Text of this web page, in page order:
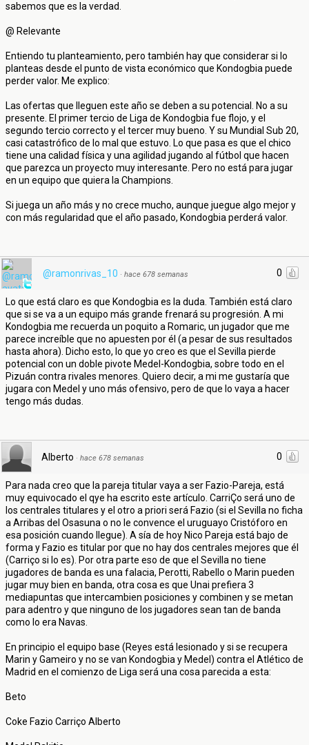
sabemos que es la verdad.
@ Relevante
Entiendo tu planteamiento, pero también hay que considerar si lo
planteas desde el punto de vista económico que Kondogbia puede
perder valor. Me explico:
Las ofertas que lleguen este año se deben a su potencial. No a su
presente. El primer tercio de Liga de Kondogbia fue flojo, y el
segundo tercio correcto y el tercer muy bueno. Y su Mundial Sub 20,
casi catastrófico de lo mal que estuvo. Lo que pasa es que el chico
tiene una calidad física y una agilidad jugando al fútbol que hacen
que parezca un proyecto muy interesante. Pero no está para jugar
en un equipo que quiera la Champions.
Si juega un año más y no crece mucho, aunque juegue algo mejor y
con más regularidad que el año pasado, Kondogbia perderá valor.
0
@ramonrivas_10 · hace 678 semanas
Lo que está claro es que Kondogbia es la duda. También está claro
que si se va a un equipo más grande frenará su progresión. A mi
Kondogbia me recuerda un poquito a Romaric, un jugador que me
parece increíble que no apuesten por él (a pesar de sus resultados
hasta ahora). Dicho esto, lo que yo creo es que el Sevilla pierde
potencial con un doble pivote Medel-Kondogbia, sobre todo en el
Pizuán contra rivales menores. Quiero decir, a mi me gustaría que
jugara con Medel y uno más ofensivo, pero de que lo vaya a hacer
tengo más dudas.
0
Alberto · hace 678 semanas
Para nada creo que la pareja titular vaya a ser Fazio-Pareja, está
muy equivocado el qye ha escrito este artículo. CarriÇo será uno de
los centrales titulares y el otro a priori será Fazio (si el Sevilla no ficha
a Arribas del Osasuna o no le convence el uruguayo Cristóforo en
esa posición cuando llegue). A sía de hoy Nico Pareja está bajo de
forma y Fazio es titular por que no hay dos centrales mejores que él
(Carriço si lo es). Por otra parte eso de que el Sevilla no tiene
jugadores de banda es una falacia, Perotti, Rabello o Marin pueden
jugar muy bien en banda, otra cosa es que Unai prefiera 3
mediapuntas que intercambien posiciones y combinen y se metan
para adentro y que ninguno de los jugadores sean tan de banda
como lo era Navas.
En principio el equipo base (Reyes está lesionado y si se recupera
Marin y Gameiro y no se van Kondogbia y Medel) contra el Atlético de
Madrid en el comienzo de Liga será una cosa parecida a esta:
Beto
Coke Fazio Carriço Alberto